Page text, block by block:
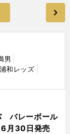
男
和レッズ
バレーボール
月30日発売